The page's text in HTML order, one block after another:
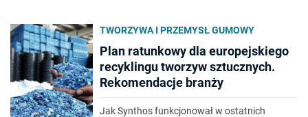
TWORZYWA I PRZEMYSŁ GUMOWY
Plan ratunkowy dla europejskiego
recyklingu tworzyw sztucznych.
Rekomendacje branży
Jak Synthos funkcjonował w ostatnich